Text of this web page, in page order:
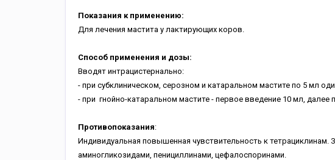
Показания к применению:
Для лечения мастита у лактирующих коров.
Способ применения и дозы:
Вводят интрацистернально:
- при субклиническом, серозном и катаральном мастите по 5 мл
- при гнойно-катаральном мастите - первое введение 10 мл, далее
Противопоказания:
Индивидуальная повышенная чувствительность к
аминогликозидами, пенициллинами, цефалоспоринами.